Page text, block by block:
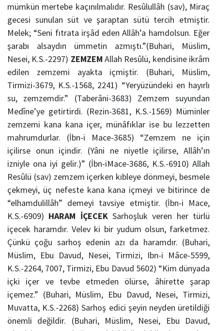
mümkün mertebe kaçınılmalıdır. Resûlullâh (sav), Miraç
gecesi sunulan süt ve şaraptan sütü tercih etmiştir.
Melek; “Seni fıtrata irşâd eden Allâh’a hamdolsun. Eğer
şarabı alsaydın ümmetin azmıştı.”(Buhari, Müslim,
Nesei, K.S.-2297) ZEMZEM Allah Resûlü, kendisine ikrâm
edilen zemzemi ayakta içmiştir. (Buhari, Müslim,
Tirmizi-3679, K.S.-1568, 2241) “Yeryüzündeki en hayırlı
su, zemzemdir.” (Taberâni-3683) Zemzem suyundan
Medîne’ye getirtirdi. (Rezin-3681, K.S.-1569) Müminler
zemzemi kana kana içer, münâfıklar ise bu lezzetten
mahrumdurlar. (İbn-i Mace-3685) “Zemzem ne için
içilirse onun içindir. (Yâni ne niyetle içilirse, Allâh’ın
izniyle ona iyi gelir.)” (İbn-iMace-3686, K.S.-6910) Allah
Resûlü (sav) zemzem içerken kıbleye dönmeyi, besmele
çekmeyi, üç nefeste kana kana içmeyi ve bitirince de
“elhamdulillâh” demeyi tavsiye etmiştir. (İbn-i Mace,
K.S.-6909) HARAM İÇECEKSarhoşluk veren her türlü
içecek haramdır. Velev ki bir yudum olsun, farketmez.
Çünkü çoğu sarhoş edenin azı da haramdır. (Buhari,
Müslim, Ebu Davud, Nesei, Tirmizi, Ibn-i Mâce-5599,
K.S.-2264, 7007, Tirmizi, Ebu Davud 5602) “Kim dünyada
içki içer ve tevbe etmeden ölürse, âhirette şarap
içemez.” (Buhari, Müslim, Ebu Davud, Nesei, Tirmizi,
Muvatta, K.S.-2268) Sarhoş edici şeyin neyden üretildiği
önemli değildir. (Buhari, Müslim, Nesei, Ebu Davud,